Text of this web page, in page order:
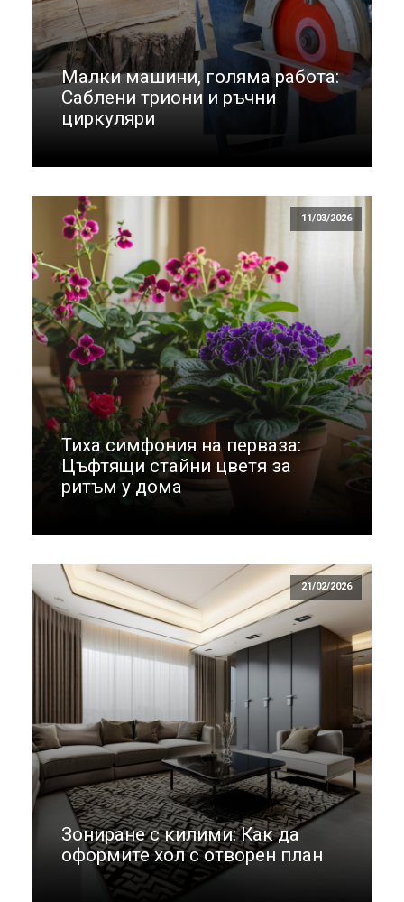
Малки машини, голяма работа:
Саблени триони и ръчни
циркуляри
11/03/2026
Тиха симфония на перваза:
Цъфтящи стайни цветя за
ритъм у дома
21/02/2026
Зониране с килими: Как да
оформите хол с отворен план